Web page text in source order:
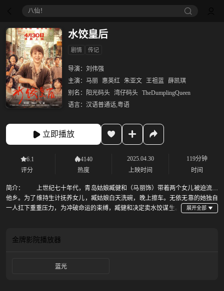
八仙！
水饺皇后
剧情 传记
导演： 刘伟强
主演： 马丽 惠英红 朱亚文 王祖蓝
薛凯琪
别名：
阳光码头 湾仔码头 TheDumplingQueen
语言： 汉语普通话,粤语
立即播放
6.1
评分
4140
热度
2025.04.30
上映时间
119分钟
时间
简介：
上世纪七十年代，青岛姑娘臧健和（马丽饰）带着两个女儿被迫流落
他乡。为了维持生计抚养女儿，臧姑娘白天洗碗，晚上擦车。无依无靠的她独自
一人扛下重重压力，为冲破命运的束缚，臧健和决定卖水饺谋生。
越大，人生之路也越走越宽…… 影片根据真人真事改编。
金牌影院播放器
蓝光